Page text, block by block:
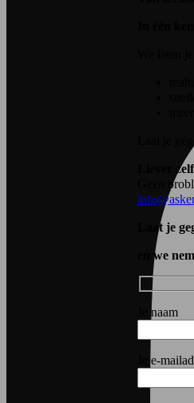
Laat je
Liever
Geen
Laat je
en we
Je naam
Je e-